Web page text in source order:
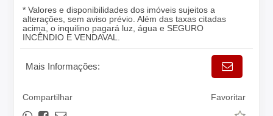
* Valores e disponibilidades dos imóveis sujeitos a
alterações, sem aviso prévio. Além das taxas citadas
acima, o inquilino pagará luz, água e SEGURO
INCÊNDIO E VENDAVAL.
Mais Informações:
Compartilhar Favoritar